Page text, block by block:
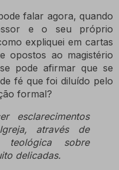
falar agora, quando
e o seu próprio
expliquei em cartas
opostos ao magistério
pode afirmar que se
fé que foi diluído pelo
formal?
esclarecimentos
através de
teológica sobre
delicadas.